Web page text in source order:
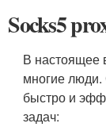
Socks5
В настоящее
многие люди.
быстро и
задач: